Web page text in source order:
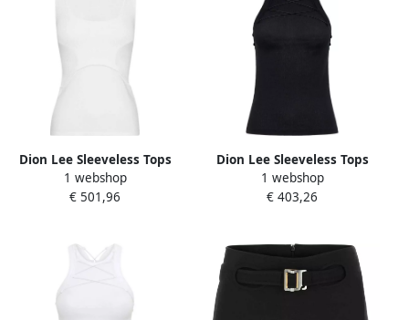
Dion Lee Sleeveless Tops
Wit Dames
1 webshop
€ 501,96
Dion Lee Sleeveless Tops
Zwart Dames
1 webshop
€ 403,26